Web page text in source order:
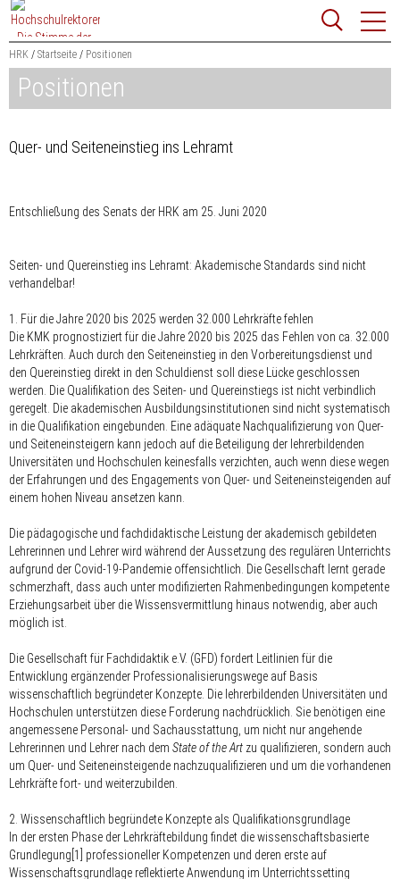
Zum
Content
springen
Suchbegriff
Suchen
HRK Startseite Positionen
Positionen
Quer- und Seiteneinstieg ins Lehramt
Entschließung des Senats der HRK am 25. Juni 2020
Seiten- und Quereinstieg ins Lehramt: Akademische Standards sind nicht
verhandelbar!
1. Für die Jahre 2020 bis 2025 werden 32.000 Lehrkräfte fehlen
Die KMK prognostiziert für die Jahre 2020 bis 2025 das Fehlen von ca. 32.000
Lehrkräften. Auch durch den Seiteneinstieg in den Vorbereitungsdienst und
den Quereinstieg direkt in den Schuldienst soll diese Lücke geschlossen
werden. Die Qualifikation des Seiten- und Quereinstiegs ist nicht verbindlich
geregelt. Die akademischen Ausbildungsinstitutionen sind nicht systematisch
in die Qualifikation eingebunden. Eine adäquate Nachqualifizierung von Quer-
und Seiteneinsteigern kann jedoch auf die Beteiligung der lehrerbildenden
Universitäten und Hochschulen keinesfalls verzichten, auch wenn diese wegen
der Erfahrungen und des Engagements von Quer- und Seiteneinsteigenden auf
einem hohen Niveau ansetzen kann.
Die pädagogische und fachdidaktische Leistung der akademisch gebildeten
Lehrerinnen und Lehrer wird während der Aussetzung des regulären Unterrichts
aufgrund der Covid-19-Pandemie offensichtlich. Die Gesellschaft lernt gerade
schmerzhaft, dass auch unter modifizierten Rahmenbedingungen kompetente
Erziehungsarbeit über die Wissensvermittlung hinaus notwendig, aber auch
möglich ist.
Die Gesellschaft für Fachdidaktik e.V. (GFD) fordert Leitlinien für die
Entwicklung ergänzender Professionalisierungswege auf Basis
wissenschaftlich begründeter Konzepte. Die lehrerbildenden Universitäten und
Hochschulen unterstützen diese Forderung nachdrücklich. Sie benötigen eine
angemessene Personal- und Sachausstattung, um nicht nur angehende
Lehrerinnen und Lehrer nach dem State of the Art zu qualifizieren, sondern auch
um Quer- und Seiteneinsteigende nachzuqualifizieren und um die vorhandenen
Lehrkräfte fort- und weiterzubilden.
2. Wissenschaftlich begründete Konzepte als Qualifikationsgrundlage
In der ersten Phase der Lehrkräftebildung findet die wissenschaftsbasierte
Grundlegung[1] professioneller Kompetenzen und deren erste auf
Wissenschaftsgrundlage reflektierte Anwendung im Unterrichtssetting